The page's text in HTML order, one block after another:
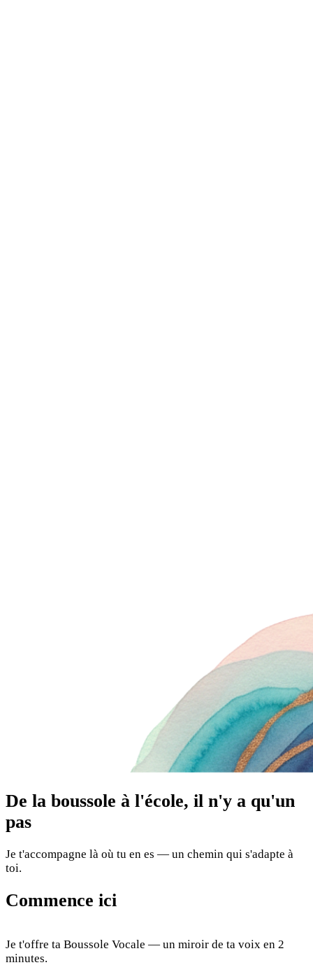
De la boussole à l'école, il n'y a qu'un
pas
Je t'accompagne là où tu en es — un chemin qui s'adapte à
toi.
Commence ici
Je t'offre ta Boussole Vocale — un miroir de ta voix en 2
minutes.